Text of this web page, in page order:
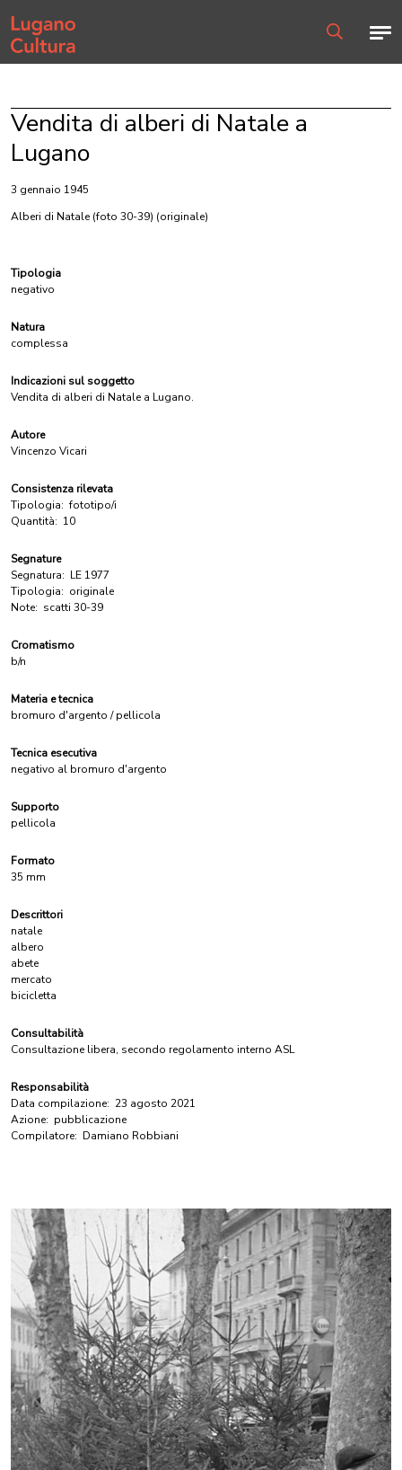
Home page
Vendita di alberi di Natale a
Lugano
3 gennaio 1945
Alberi di Natale (foto 30-39) (originale)
Tipologia
negativo
Natura
complessa
Indicazioni sul soggetto
Vendita di alberi di Natale a Lugano.
Autore
Vincenzo Vicari
Consistenza rilevata
Tipologia: fototipo/i
Quantità: 10
Segnature
Segnatura: LE 1977
Tipologia: originale
Note: scatti 30-39
Cromatismo
b/n
Materia e tecnica
bromuro d'argento / pellicola
Tecnica esecutiva
negativo al bromuro d'argento
Supporto
pellicola
Formato
35 mm
Descrittori
natale
albero
abete
mercato
bicicletta
Consultabilità
Consultazione libera, secondo regolamento interno ASL
Responsabilità
Data compilazione: 23 agosto 2021
Azione: pubblicazione
Compilatore: Damiano Robbiani